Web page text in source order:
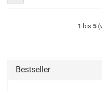
1 bis 5
Bestseller